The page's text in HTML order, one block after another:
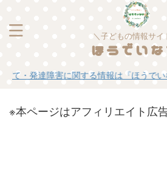
＼子どもの情報サイ
ほうでいな
害に関する情報は『ほうでいなび』で検索
※本ページはアフィリエイト広